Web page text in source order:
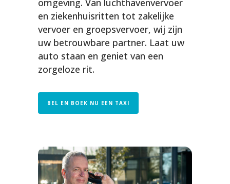
omgeving. Van luchthavenvervoer
en ziekenhuisritten tot zakelijke
vervoer en groepsvervoer, wij zijn
uw betrouwbare partner. Laat uw
auto staan en geniet van een
zorgeloze rit.
BEL EN BOEK NU EEN TAXI